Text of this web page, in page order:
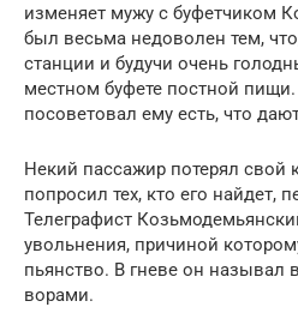
изменяет мужу с буфетчиком
был весьма недоволен тем,
станции и будучи очень
местном буфете постной
посоветовал ему есть, что
Некий пассажир потерял свой
попросил тех, кто его найдет,
Телеграфист
увольнения, причиной
пьянство. В гневе он называл
ворами.